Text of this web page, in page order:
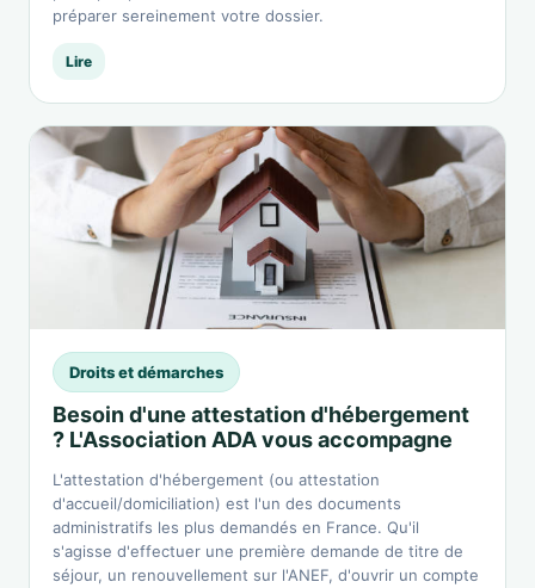
préparer sereinement votre dossier.
Lire
Droits et démarches
Besoin d'une attestation d'hébergement
? L'Association ADA vous accompagne
L'attestation d'hébergement (ou attestation
d'accueil/domiciliation) est l'un des documents
administratifs les plus demandés en France. Qu'il
s'agisse d'effectuer une première demande de titre de
séjour, un renouvellement sur l'ANEF, d'ouvrir un compte